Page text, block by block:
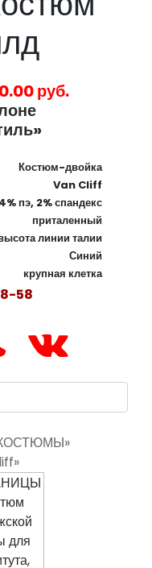
руб.
Костюм-двойка
Van Cliff
пэ, 2% спандекс
приталенный
линии талии
Синий
крупная клетка
58
КОСТЮМЫ»